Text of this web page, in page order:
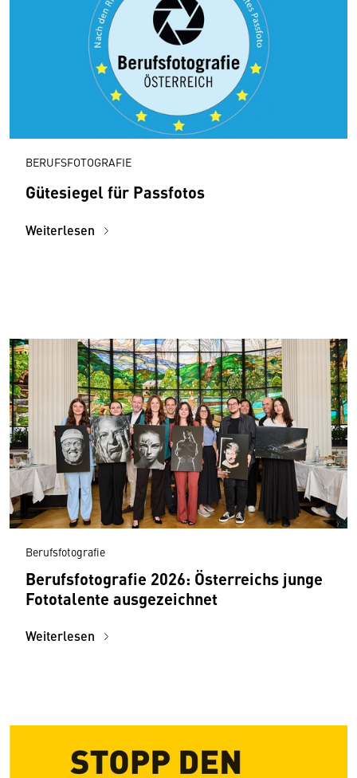
BERUFSFOTOGRAFIE
Gütesiegel für Passfotos
Weiterlesen
Berufsfotografie
Berufsfotografie 2026: Österreichs junge
Fototalente ausgezeichnet
Weiterlesen